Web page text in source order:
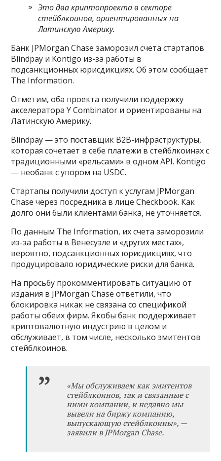
Это два криптопроекта в секторе
стейблкоинов, ориентированных на
Латинскую Америку.
Банк JPMorgan Chase заморозил счета стартапов
Blindpay и Kontigo из-за работы в
подсанкционных юрисдикциях. Об этом сообщает
The Information.
Отметим, оба проекта получили поддержку
акселератора Y Combinator и ориентированы на
Латинскую Америку.
Blindpay — это поставщик B2B-инфраструктуры,
которая сочетает в себе платежи в стейблкоинах с
традиционными «рельсами» в одном API. Kontigo
— необанк с упором на USDC.
Стартапы получили доступ к услугам JPMorgan
Chase через посредника в лице Checkbook. Как
долго они были клиентами банка, не уточняется.
По данным The Information, их счета заморозили
из-за работы в Венесуэле и «других местах»,
вероятно, подсанкционных юрисдикциях, что
продуцировало юридические риски для банка.
На просьбу прокомментировать ситуацию от
издания в JPMorgan Chase ответили, что
блокировка никак не связана со спецификой
работы обеих фирм. Якобы банк поддерживает
криптовалютную индустрию в целом и
обслуживает, в том числе, несколько эмитентов
стейблкоинов.
«Мы обслуживаем как эмитентов
стейблкоинов, так и связанные с
ними компании, и недавно мы
вывели на биржу компанию,
выпускающую стейблкоины», —
заявили в JPMorgan Chase.